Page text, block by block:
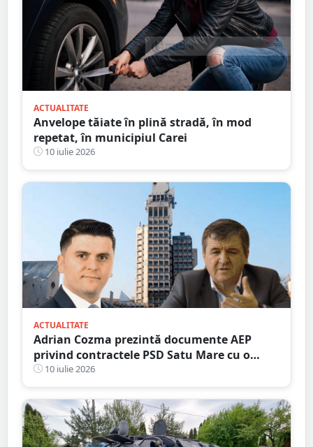
ACTUALITATE
Anvelope tăiate în plină stradă, în mod
repetat, în municipiul Carei
10 iulie 2026
ACTUALITATE
Adrian Cozma prezintă documente AEP
privind contractele PSD Satu Mare cu o
firmă din familia Govor. Valoarea depășește
un milion de lei
10 iulie 2026